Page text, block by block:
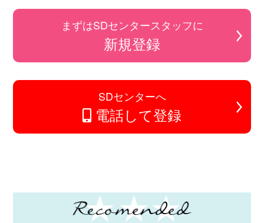
まずはSDセンタースタッフに
新規登録
SDセンターへ
電話して登録